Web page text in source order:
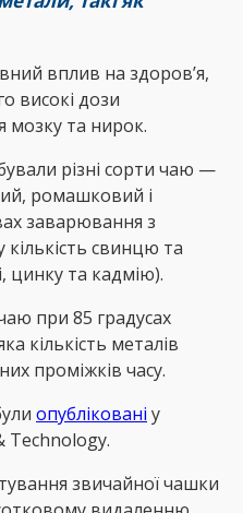
вплив на здоров’я,
високі дози
та нирок.
різні сорти чаю —
ромашковий і
заварювання з
свинцю та
цинку та кадмію).
при 85 градусах
кількість металів
проміжків часу.
опубліковані у
Technology.
звичайної чашки